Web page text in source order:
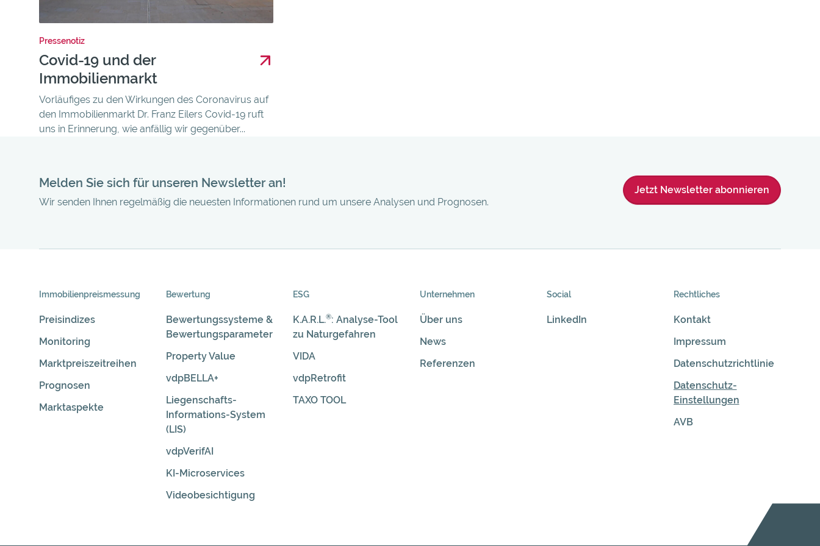
Pressenotiz
Covid-19 und der
Immobilienmarkt
Vorläufiges zu den Wirkungen des Coronavirus auf
den Immobilienmarkt Dr. Franz Eilers Covid-19 ruft
uns in Erinnerung, wie anfällig wir gegenüber...
Melden Sie sich für unseren Newsletter an!
Wir senden Ihnen regelmäßig die neuesten Informationen rund um unsere Analysen und Prognosen.
Jetzt Newsletter abonnieren
Skip
Immobilienpreis­messung
Preisindizes
Monitoring
Marktpreiszeitreihen
Prognosen
Marktaspekte
Bewertung
Bewertungssysteme &
Bewertungsparameter
Property Value
vdpBELLA+
Liegenschafts-
Informations-System
(LIS)
vdpVerifAI
KI-Microservices
Videobesichtigung
ESG
K.A.R.L.®: Analyse-Tool
zu Naturgefahren
VIDA
vdpRetrofit
TAXO TOOL
Unternehmen
Über uns
News
Referenzen
Social
LinkedIn
Rechtliches
Kontakt
Impressum
Datenschutzrichtlinie
Datenschutz-
Einstellungen
AVB